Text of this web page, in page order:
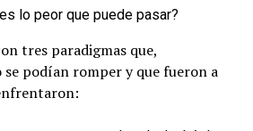
lo peor que puede pasar?
tres paradigmas que,
podían romper y que fueron a